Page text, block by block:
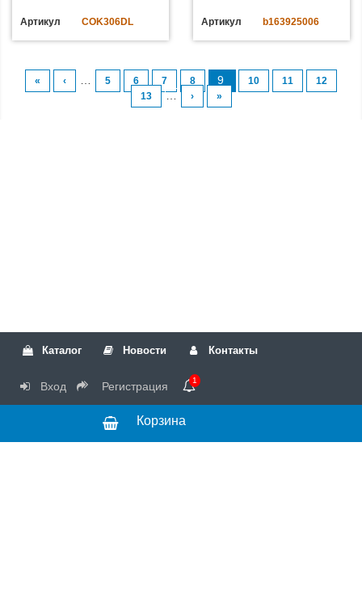
Артикул COK306DL Артикул b163925006
« ‹ 5 6 7 8 9 10 11
12
13
… › »
Каталог Новости Контакты
Вход Регистрация 1
Корзина